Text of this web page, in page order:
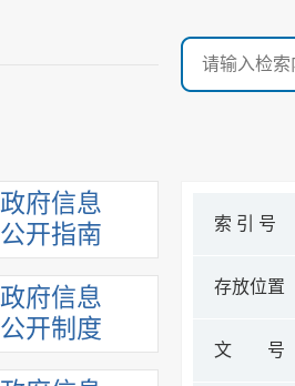
政府信息
公开指南
政府信息
公开制度
索 引 号
存放位置
文 号